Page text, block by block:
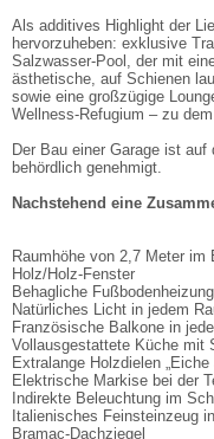
Als additives Highlight der
hervorzuheben: exklusive
Salzwasser-Pool, der mit
ästhetische, auf Schienen
sowie eine großzügige
Wellness-Refugium – zu
Der Bau einer Garage ist
behördlich genehmigt.
Nachstehend eine
Raumhöhe von 2,7 Meter im
Holz/Holz-Fenster
Behagliche Fußbodenheizung
Natürliches Licht in jedem
Französische Balkone in
Vollausgestattete Küche mit
Extralange Holzdielen „Eiche
Elektrische Markise bei der
Indirekte Beleuchtung im
Italienisches Feinsteinzeug
Bramac-Dachziegel